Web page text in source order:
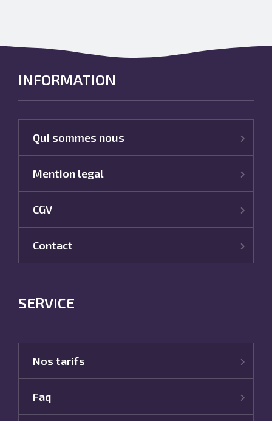
INFORMATION
Qui sommes nous
Mention legal
CGV
Contact
SERVICE
Nos tarifs
Faq